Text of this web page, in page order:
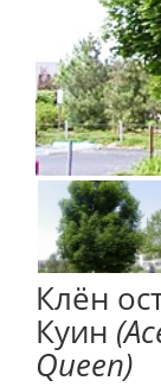
Клён
Куин
Queen)